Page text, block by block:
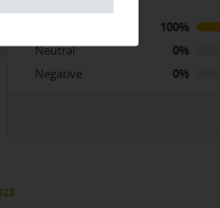
100%
Neutral
0%
Negative
0%